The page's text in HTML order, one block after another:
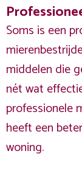
Soms is een
middelen die
nét wat
professionele
heeft een
woning.